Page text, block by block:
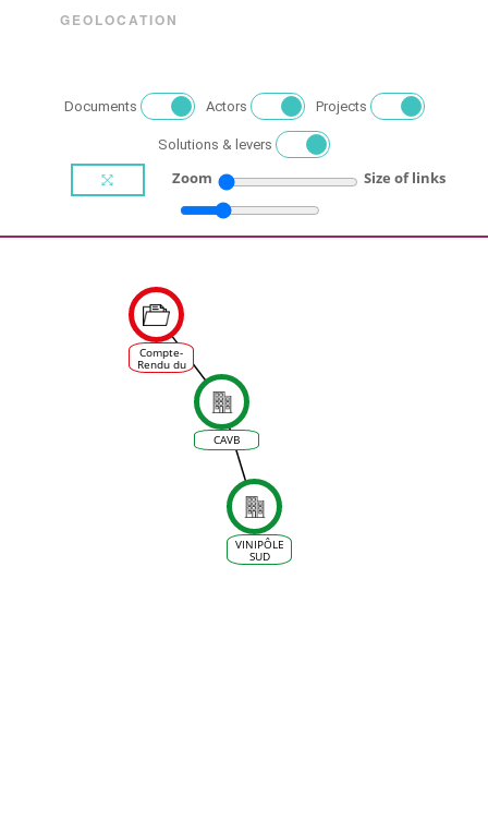
GEOLOCATION
Documents Actors Projects
Solutions & levers
Zoom Size of links
CAVB
Compte-
Rendu du
forum
VINIPÔLE
SUD
BOURGOGNE